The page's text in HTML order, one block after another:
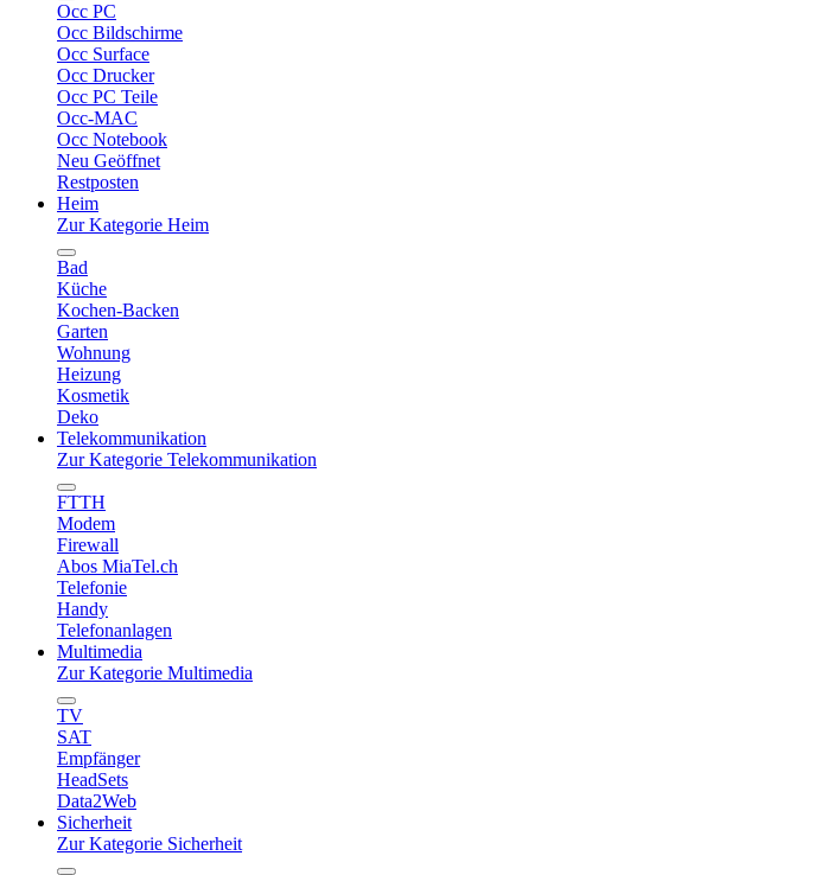
Occ PC
Occ Bildschirme
Occ Surface
Occ Drucker
Occ PC Teile
Occ-MAC
Occ Notebook
Neu Geöffnet
Restposten
Heim
Zur Kategorie Heim
Bad
Küche
Kochen-Backen
Garten
Wohnung
Heizung
Kosmetik
Deko
Telekommunikation
Zur Kategorie Telekommunikation
FTTH
Modem
Firewall
Abos MiaTel.ch
Telefonie
Handy
Telefonanlagen
Multimedia
Zur Kategorie Multimedia
TV
SAT
Empfänger
HeadSets
Data2Web
Sicherheit
Zur Kategorie Sicherheit